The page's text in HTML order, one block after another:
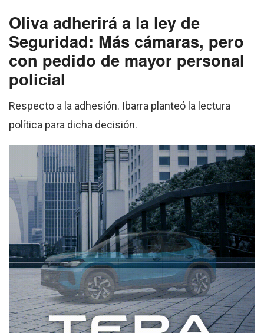
Oliva adherirá a la ley de
Seguridad: Más cámaras, pero
con pedido de mayor personal
policial
Respecto a la adhesión. Ibarra planteó la lectura
política para dicha decisión.